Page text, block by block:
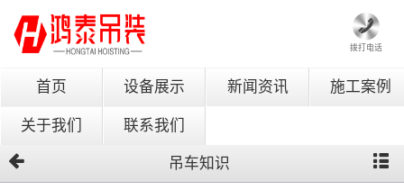
拨打电话
首页 设备展示 新闻资讯 施工案例
关于我们 联系我们
吊车知识